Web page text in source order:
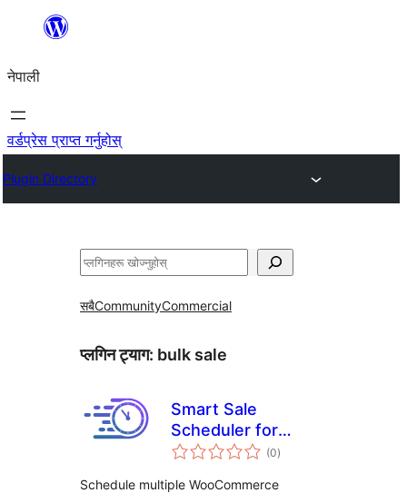
सामग्रीमा
नेपाली
वर्डप्रेस प्राप्त गर्नुहोस्
Plugin Directory
खोज्नुहोस्
सबैCommunityCommercial
प्लगिन ट्याग: bulk sale
Smart Sale
Scheduler for
WooCommerce
(0कुल
रेटिङ्गहरू
)
Schedule multiple WooCommerce